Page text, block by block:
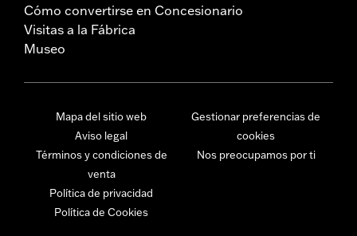
Cómo convertirse en Concesionario
Visitas a la Fábrica
Museo
Mapa del sitio web
Aviso legal
Términos y condiciones de
venta
Política de privacidad
Política de Cookies
Gestionar preferencias de
cookies
Nos preocupamos por ti